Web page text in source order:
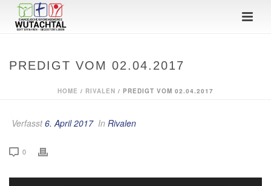
PREDIGT VOM 02.04.2017
HOME / RIVALEN / PREDIGT VOM 02.04.2017
Verfasst6. April 2017 In Rivalen
0